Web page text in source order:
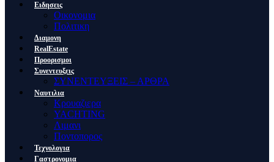
Ειδησεις
Οικονομια
Πολιτικη
Διαμονη
RealEstate
Προορισμοι
Συνεντευξεις
ΣΥΝΕΝΤΕΥΞΕΙΣ – ΑΡΘΡΑ
Ναυτιλια
Κρουαζιερα
YACHTING
Λιμανι
Ποντοπορος
Τεχνολογια
Γαστρονομια